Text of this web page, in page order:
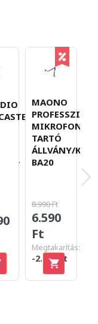
MAONO
MIKROFON
TARTÓ
ÁLLVÁNY/KAR
BA20
8.990 Ft
6.590
Ft
Megtakarítás:
-2.400 Ft